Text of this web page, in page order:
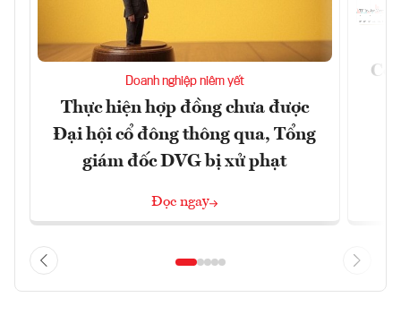
Doanh nghiệp niêm yết
Thực hiện hợp đồng chưa được
Đại hội cổ đông thông qua, Tổng
giám đốc DVG bị xử phạt
Đọc ngay